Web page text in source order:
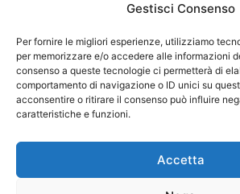
Gestisci Consenso
Per fornire le migliori esperienze, utilizziamo
per memorizzare e/o accedere alle informazioni
consenso a queste tecnologie ci permetterà di
comportamento di navigazione o ID unici su
acconsentire o ritirare il consenso può influire
caratteristiche e funzioni.
Accetta